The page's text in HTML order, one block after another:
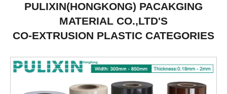
PULIXIN(HONGKONG) PACAKGING
MATERIAL CO.,LTD'S
CO-EXTRUSION PLASTIC CATEGORIES